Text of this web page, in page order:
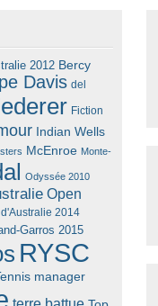
2012 Bercy
Davis del
Fiction
Indian Wells
McEnroe Monte-
Odyssée 2010
Open
2014
Garros 2015
RYSC
manager